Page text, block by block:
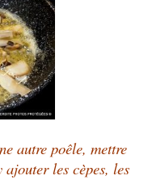
autre poêle, mettre
les cèpes, les